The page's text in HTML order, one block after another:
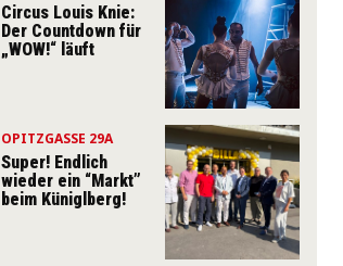
Circus Louis Knie:
Der Countdown für
„WOW!“ läuft
OPITZGASSE 29A
Super! Endlich
wieder ein “Markt”
beim Küniglberg!